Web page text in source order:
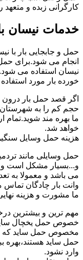
کارگرانی زبده و متعهد
خدمات نیسان
حمل و جابجایی بار با
نیسان استفاده می
خورده بار مورد
اگر قصد حمل بار درون
حجم کم را به شهرستان
ما بهره مند شوید.تمام
خواهد شد.
هزینه حمل وسایل
حمل وسایلی مانند
و...بسیار مشکل است و
می باشد و معمولا به
وانت بار چادگان تماس
ما مشورت و هزینه نهایی
مهم ترین و بیشترین
خصوص حمل یخچال ساید
مخصوص حمل ساید که
حمل ساید هستند،بهره
وارد نشود.